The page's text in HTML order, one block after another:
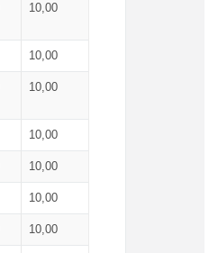
10,00
10,00
10,00
10,00
10,00
10,00
10,00